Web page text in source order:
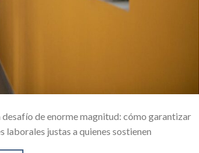
de enorme magnitud: cómo garantizar
laborales justas a quienes sostienen